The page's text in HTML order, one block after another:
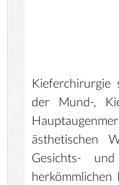
Kieferchirurgie
der Mund-,
ästhetischen
Gesichts-